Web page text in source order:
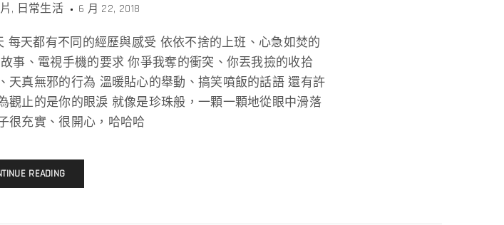
日常生活 6 月 22, 2018
天都有不同的經歷與感受 依依不捨的上班、心急如焚的
事、電視手機的要求 你爭我奪的衝突、你丟我撿的收拾
天真無邪的行為 溫暖貼心的舉動、搞笑噴飯的話語 還有許
止的是你的眼淚 就像是珍珠般，一顆一顆地從眼中滑落
很充實、很開心，哈哈哈
READING